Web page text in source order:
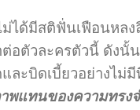
ได้มีสติฟั่นเฟือนหลง
ตัวละครตัวนี้ ดังนั้น
ละบิดเบี้ยวอย่างไ
พแทนของความทรงจ